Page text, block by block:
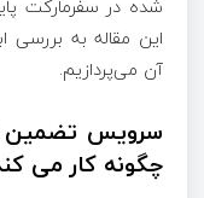
شده در سفرمارکت
این مقاله به بررسی
آن می‌پردازیم.
سرویس تضمین
چگونه کار می‌